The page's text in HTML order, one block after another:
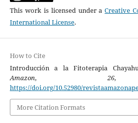
This work is licensed under aCreative
International License.
How to Cite
Introducción a la Fitoterapia
Amazon, 26,
https://doi.org/10.52980/
More Citation Formats